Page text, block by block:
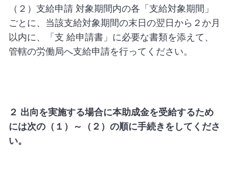
（２）支給申請 対象期間内の各「支給対象期間」
ごとに、当該支給対象期間の末日の翌日から２か月
以内に、「支 給申請書」に必要な書類を添えて、
管轄の労働局へ支給申請を行ってください。
２ 出向を実施する場合に本助成金を受給するため
には次の（１）～（２）の順に手続きをしてくださ
い。